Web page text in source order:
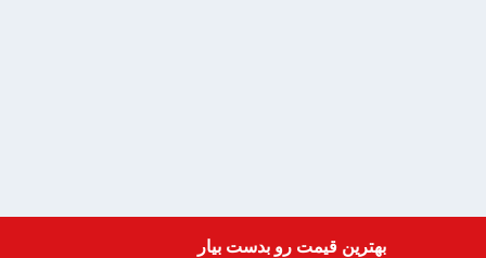
بهترین قیمت رو بدست بیارGet a Quote